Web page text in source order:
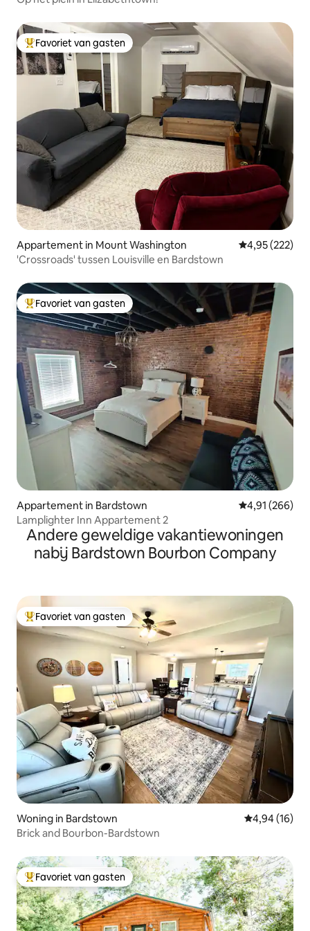
Topfavoriet van gasten
Favoriet van gasten
Appartement in Mount Washington Gemiddelde
4,95 (222)
'Crossroads' tussen Louisville en Bardstown
Topfavoriet van gasten
Favoriet van gasten
Appartement in Bardstown Gemiddelde
4,91 (266)
Lamplighter Inn Appartement 2
Andere geweldige vakantiewoningen
nabij Bardstown Bourbon Company
Topfavoriet van gasten
Favoriet van gasten
Woning in Bardstown Gemiddelde
4,94 (16)
Brick and Bourbon-Bardstown
Topfavoriet van gasten
Favoriet van gasten